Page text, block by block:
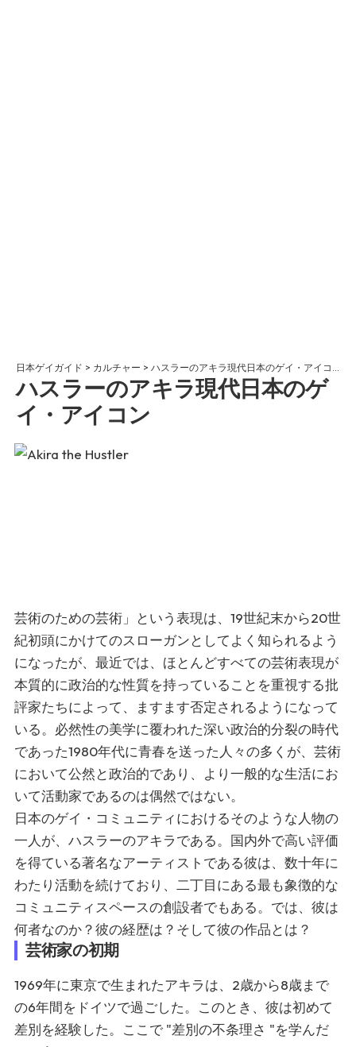
日本ゲイガイド > カルチャー > ハスラーのアキラ現代日本のゲイ・アイコン
ハスラーのアキラ現代日本のゲ
イ・アイコン
芸術のための芸術」という表現は、19世紀末から20世
紀初頭にかけてのスローガンとしてよく知られるよう
になったが、最近では、ほとんどすべての芸術表現が
本質的に政治的な性質を持っていることを重視する批
評家たちによって、ますます否定されるようになって
いる。必然性の美学に覆われた深い政治的分裂の時代
であった1980年代に青春を送った人々の多くが、芸術
において公然と政治的であり、より一般的な生活にお
いて活動家であるのは偶然ではない。
日本のゲイ・コミュニティにおけるそのような人物の
一人が、ハスラーのアキラである。国内外で高い評価
を得ている著名なアーティストである彼は、数十年に
わたり活動を続けており、二丁目にある最も象徴的な
コミュニティスペースの創設者でもある。では、彼は
何者なのか？彼の経歴は？そして彼の作品とは？
芸術家の初期
1969年に東京で生まれたアキラは、2歳から8歳まで
の6年間をドイツで過ごした。このとき、彼は初めて
差別を経験した。ここで "差別の不条理さ "を学んだ